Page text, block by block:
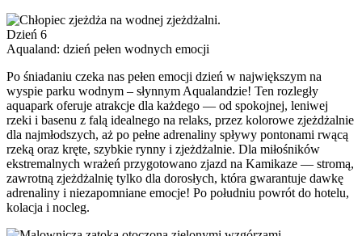
Dzień 6
Aqualand: dzień pełen wodnych emocji
Po śniadaniu czeka nas pełen emocji dzień w największym na
wyspie parku wodnym – słynnym Aqualandzie! Ten rozległy
aquapark oferuje atrakcje dla każdego — od spokojnej, leniwej
rzeki i basenu z falą idealnego na relaks, przez kolorowe zjeżdżalnie
dla najmłodszych, aż po pełne adrenaliny spływy pontonami rwącą
rzeką oraz kręte, szybkie rynny i zjeżdżalnie. Dla miłośników
ekstremalnych wrażeń przygotowano zjazd na Kamikaze — stromą,
zawrotną zjeżdżalnię tylko dla dorosłych, która gwarantuje dawkę
adrenaliny i niezapomniane emocje! Po południu powrót do hotelu,
kolacja i nocleg.